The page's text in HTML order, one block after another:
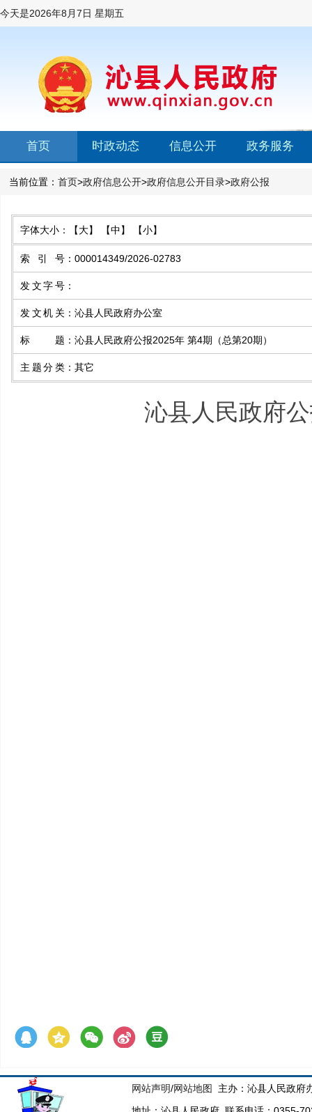
今天是2026年8月7日 星期五
首页 时政动态 信息公开 政务服务
当前位置： 首页>政府信息公开>政府信息公开目录>政府公报
字体大小： 【大】 【中】 【小】
索引号 ： 000014349/2026-02783
发文字号 ：
发文机关 ： 沁县人民政府办公室
标题 ： 沁县人民政府公报2025年 第4期（总第20期）
主题分类 ： 其它
沁县人民政府
网站声明/网站地图
主办：沁县人民政府